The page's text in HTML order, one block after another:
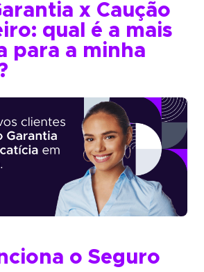
x Caução
qual é a mais
para a minha
o Seguro